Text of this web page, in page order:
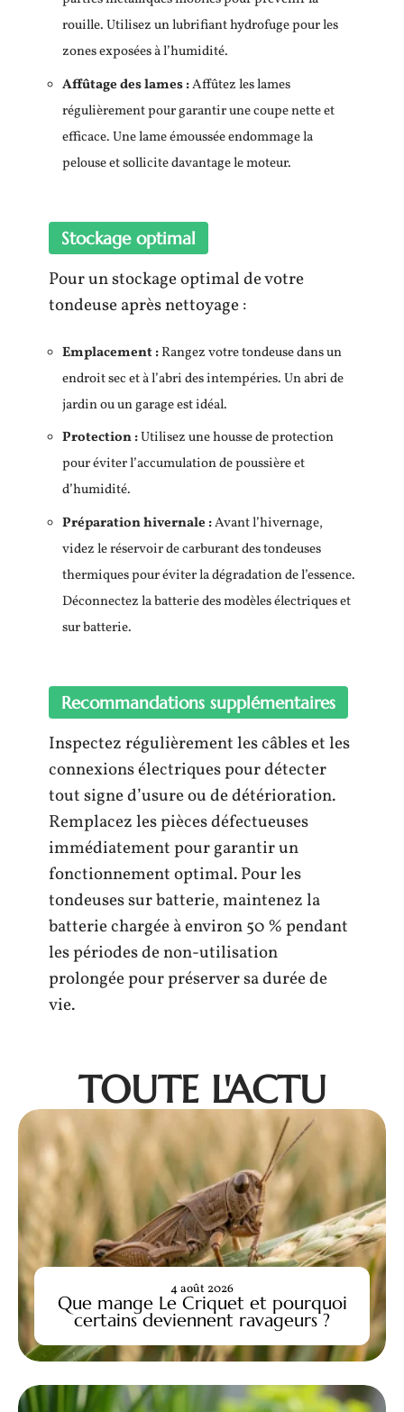
rouille. Utilisez un lubrifiant hydrofuge pour les
zones exposées à l’humidité.
Affûtage des lames :Affûtez les lames
régulièrement pour garantir une coupe nette et
efficace. Une lame émoussée endommage la
pelouse et sollicite davantage le moteur.
Stockage optimal
Pour un stockage optimal de votre
tondeuse après nettoyage :
Emplacement :Rangez votre tondeuse dans un
endroit sec et à l’abri des intempéries. Un abri de
jardin ou un garage est idéal.
Protection :Utilisez une housse de protection
pour éviter l’accumulation de poussière et
d’humidité.
Préparation hivernale :Avant l’hivernage,
videz le réservoir de carburant des tondeuses
thermiques pour éviter la dégradation de l’essence.
Déconnectez la batterie des modèles électriques et
sur batterie.
Recommandations supplémentaires
Inspectez régulièrement les câbles et les
connexions électriques pour détecter
tout signe d’usure ou de détérioration.
Remplacez les pièces défectueuses
immédiatement pour garantir un
fonctionnement optimal. Pour les
tondeuses sur batterie, maintenez la
batterie chargée à environ 50 % pendant
les périodes de non-utilisation
prolongée pour préserver sa durée de
vie.
TOUTE L'ACTU
Que mange Le Criquet et pourquoi
certains deviennent ravageurs ?
4 août 2026